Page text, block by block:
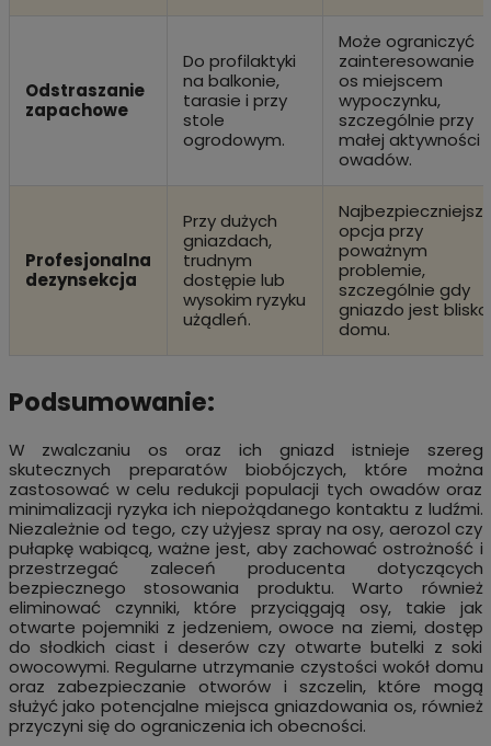
Odstraszanie
zapachowe
Do profilaktyki
na balkonie,
tarasie i przy
stole
ogrodowym.
Może ograniczyć
zainteresowanie
os miejscem
wypoczynku,
szczególnie przy
małej aktywności
owadów.
Profesjonalna
dezynsekcja
Przy dużych
gniazdach,
trudnym
dostępie lub
wysokim ryzyku
użądleń.
opcja przy
poważnym
problemie,
szczególnie gdy
gniazdo jest blisko
domu.
Podsumowanie:
W zwalczaniu os oraz ich gniazd istnieje szereg
skutecznych preparatów biobójczych, które można
zastosować w celu redukcji populacji tych owadów oraz
minimalizacji ryzyka ich niepożądanego kontaktu z ludźmi.
Niezależnie od tego, czy użyjesz spray na osy, aerozol czy
pułapkę wabiącą, ważne jest, aby zachować ostrożność i
przestrzegać zaleceń producenta dotyczących
bezpiecznego stosowania produktu. Warto również
eliminować czynniki, które przyciągają osy, takie jak
otwarte pojemniki z jedzeniem, owoce na ziemi, dostęp
do słodkich ciast i deserów czy otwarte butelki z soki
owocowymi. Regularne utrzymanie czystości wokół domu
oraz zabezpieczanie otworów i szczelin, które mogą
służyć jako potencjalne miejsca gniazdowania os, również
przyczyni się do ograniczenia ich obecności.